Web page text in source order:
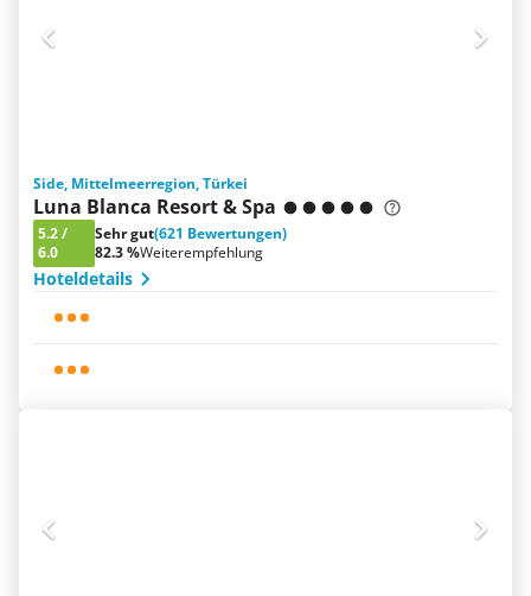
Side, Mittelmeerregion, Türkei
Luna Blanca Resort & Spa
5.2/
6.0
Sehr gut(621 Bewertungen)
82.3 %Weiterempfehlung
Hoteldetails